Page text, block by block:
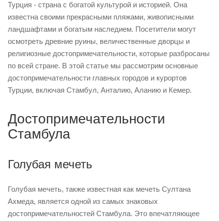
Турция - страна с богатой культурой и историей. Она
известна своими прекрасными пляжами, живописными
ландшафтами и богатым наследием. Посетители могут
осмотреть древние руины, величественные дворцы и
религиозные достопримечательности, которые разбросаны
по всей стране. В этой статье мы рассмотрим основные
достопримечательности главных городов и курортов
Турции, включая Стамбул, Анталию, Аланию и Кемер.
Достопримечательности
Стамбула
Голубая мечеть
Голубая мечеть, также известная как мечеть Султана
Ахмеда, является одной из самых знаковых
достопримечательностей Стамбула. Это впечатляющее